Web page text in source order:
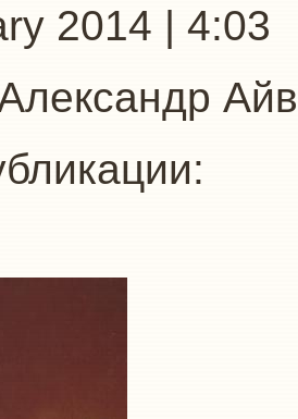
2014 | 4:03